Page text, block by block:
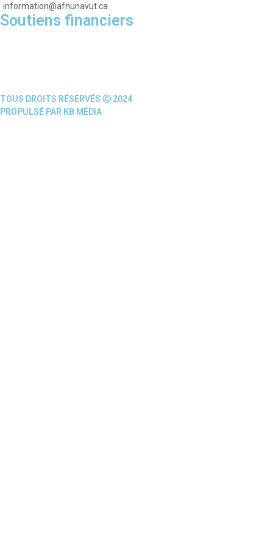
information@afnunavut.ca
Soutiens financiers
TOUS DROITS RÉSERVÉS Ⓒ 2024
PROPULSÉ PAR KB MÉDIA